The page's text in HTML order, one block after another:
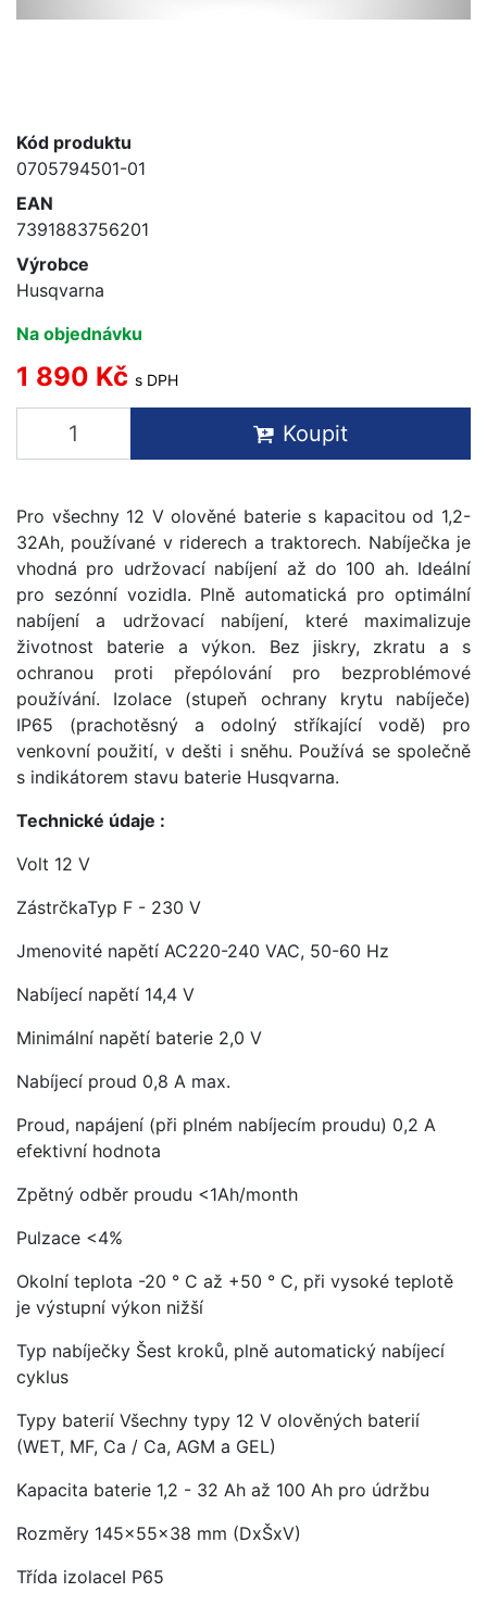
Kód produktu
0705794501-01
EAN
7391883756201
Výrobce
Husqvarna
Na objednávku
1 890 Kč s DPH
Koupit
Pro všechny 12 V olověné baterie s kapacitou od 1,2-
32Ah, používané v riderech a traktorech. Nabíječka je
vhodná pro udržovací nabíjení až do 100 ah. Ideální
pro sezónní vozidla. Plně automatická pro optimální
nabíjení a udržovací nabíjení, které maximalizuje
životnost baterie a výkon. Bez jiskry, zkratu a s
ochranou proti přepólování pro bezproblémové
používání. Izolace (stupeň ochrany krytu nabíječe)
IP65 (prachotěsný a odolný stříkající vodě) pro
venkovní použití, v dešti i sněhu. Používá se společně
s indikátorem stavu baterie Husqvarna.
Technické údaje :
Volt 12 V
ZástrčkaTyp F - 230 V
Jmenovité napětí AC220-240 VAC, 50-60 Hz
Nabíjecí napětí 14,4 V
Minimální napětí baterie 2,0 V
Nabíjecí proud 0,8 A max.
Proud, napájení (při plném nabíjecím proudu) 0,2 A
efektivní hodnota
Zpětný odběr proudu <1Ah/month
Pulzace <4%
Okolní teplota -20 ° C až +50 ° C, při vysoké teplotě
je výstupní výkon nižší
Typ nabíječky Šest kroků, plně automatický nabíjecí
cyklus
Typy baterií Všechny typy 12 V olověných baterií
(WET, MF, Ca / Ca, AGM a GEL)
Kapacita baterie 1,2 - 32 Ah až 100 Ah pro údržbu
Rozměry 145x55x38 mm (DxŠxV)
Třída izolaceI P65